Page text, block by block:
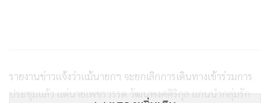
รายงานข่าวแจ้งว่าแม้นายกฯ จะยกเลิกการเดินทางเข้าร่วมการ
ประชุมแล้ว แต่นายเพชรวรรต วัฒนพงศศิริกุล แกนนำกลุ่มรัก